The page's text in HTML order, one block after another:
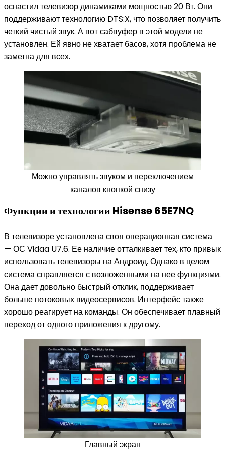
оснастил телевизор динамиками мощностью 20 Вт. Они
поддерживают технологию DTS:X, что позволяет получить
четкий чистый звук. А вот сабвуфер в этой модели не
установлен. Ей явно не хватает басов, хотя проблема не
заметна для всех.
Можно управлять звуком и переключением
каналов кнопкой снизу
Функции и технологии Hisense 65E7NQ
В телевизоре установлена своя операционная система
— ОС Vidaa U7.6. Ее наличие отталкивает тех, кто привык
использовать телевизоры на Андроид. Однако в целом
система справляется с возложенными на нее функциями.
Она дает довольно быстрый отклик, поддерживает
больше потоковых видеосервисов. Интерфейс также
хорошо реагирует на команды. Он обеспечивает плавный
переход от одного приложения к другому.
Главный экран